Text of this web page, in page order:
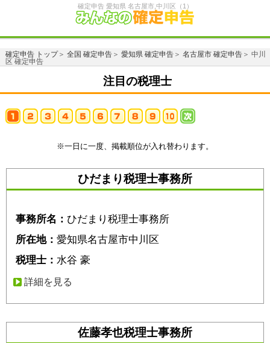
確定申告 愛知県 名古屋市,中川区（1）
確定申告 トップ＞ 全国 確定申告＞ 愛知県 確定申告＞ 名古屋市 確定申告＞ 中川
区 確定申告
注目の税理士
※一日に一度、掲載順位が入れ替わります。
ひだまり税理士事務所
事務所名： ひだまり税理士事務所
所在地： 愛知県名古屋市中川区
税理士： 水谷 豪
詳細を見る
佐藤孝也税理士事務所